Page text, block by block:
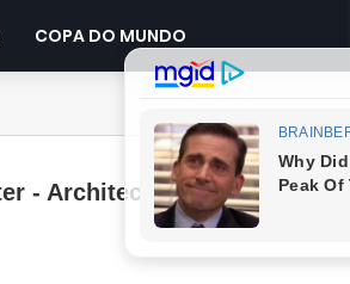
COPA DO MUNDO